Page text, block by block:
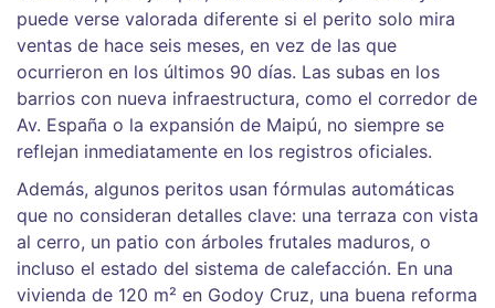
puede verse valorada diferente si el perito solo mira
ventas de hace seis meses, en vez de las que
ocurrieron en los últimos 90 días. Las subas en los
barrios con nueva infraestructura, como el corredor de
Av. España o la expansión de Maipú, no siempre se
reflejan inmediatamente en los registros oficiales.
Además, algunos peritos usan fórmulas automáticas
que no consideran detalles clave: una terraza con vista
al cerro, un patio con árboles frutales maduros, o
incluso el estado del sistema de calefacción. En una
vivienda de 120 m² en Godoy Cruz, una buena reforma